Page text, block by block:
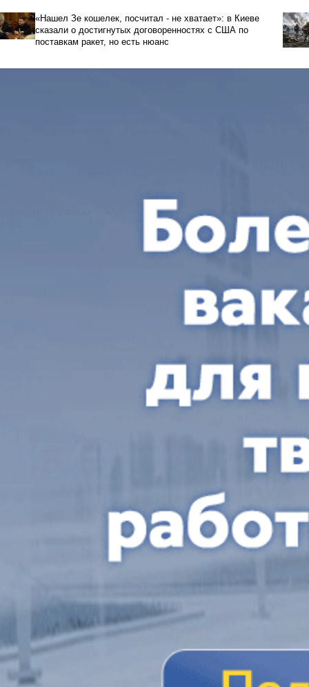
«Нашел Зе кошелек, посчитал - не хватает»: в Киеве
сказали о достигнутых договоренностях с США по
поставкам ракет, но есть нюанс